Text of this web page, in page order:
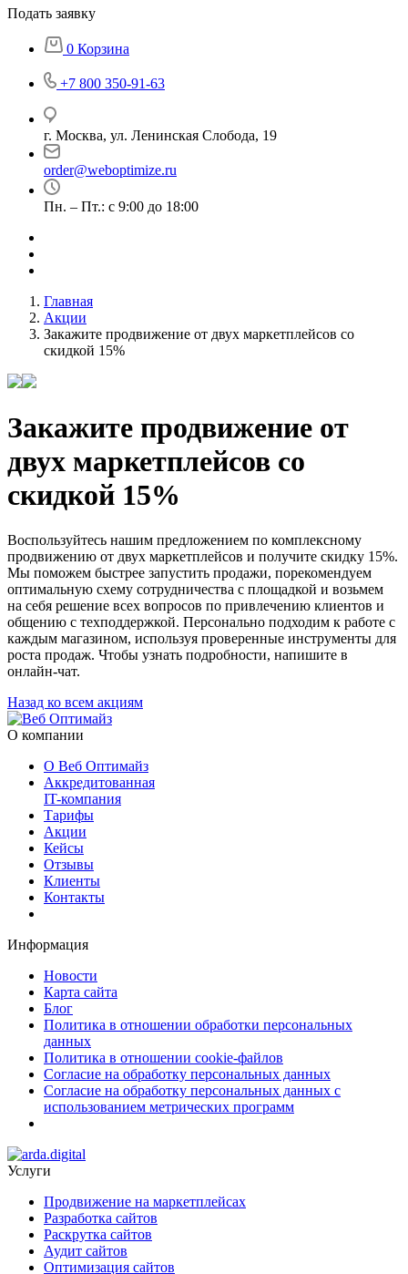
Подать заявку
0 Корзина
+7 800 350-91-63
г. Москва, ул. Ленинская Слобода, 19
order@weboptimize.ru
Пн. – Пт.: с 9:00 до 18:00
Главная
Акции
Закажите продвижение от двух маркетплейсов со
скидкой 15%
Закажите продвижение от
двух маркетплейсов со
скидкой 15%
Воспользуйтесь нашим предложением по комплексному
продвижению от двух маркетплейсов и получите скидку 15%.
Мы поможем быстрее запустить продажи, порекомендуем
оптимальную схему сотрудничества с площадкой и возьмем
на себя решение всех вопросов по привлечению клиентов и
общению с техподдержкой. Персонально подходим к работе с
каждым магазином, используя проверенные инструменты для
роста продаж. Чтобы узнать подробности, напишите в
онлайн-чат.
Назад ко всем акциям
О компании
О Веб Оптимайз
Аккредитованная
IT-компания
Тарифы
Акции
Кейсы
Отзывы
Клиенты
Контакты
Информация
Новости
Карта сайта
Блог
Политика в отношении обработки персональных
данных
Политика в отношении cookie-файлов
Согласие на обработку персональных данных
Согласие на обработку персональных данных с
использованием метрических программ
Услуги
Продвижение на маркетплейсах
Разработка сайтов
Раскрутка сайтов
Аудит сайтов
Оптимизация сайтов